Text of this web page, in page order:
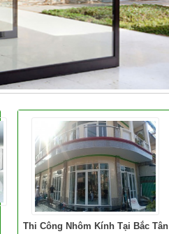
Thi Công Nhôm Kính Tại Bắc Tân